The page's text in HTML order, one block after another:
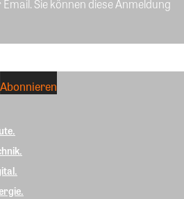
Sie können diese Anmeldung